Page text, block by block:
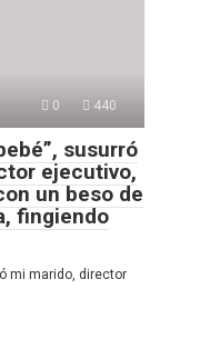
0 440
susurró
ejecutivo,
un beso de
fingiendo
mi marido, director